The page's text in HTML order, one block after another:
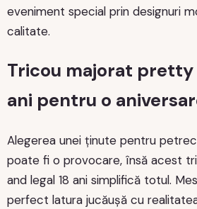
eveniment special prin designuri
calitate.
Tricou majorat pretty
ani pentru o
Alegerea unei ținute pentru
poate fi o provocare, însă acest
and legal 18 ani simplifică totul.
perfect latura jucăușă cu